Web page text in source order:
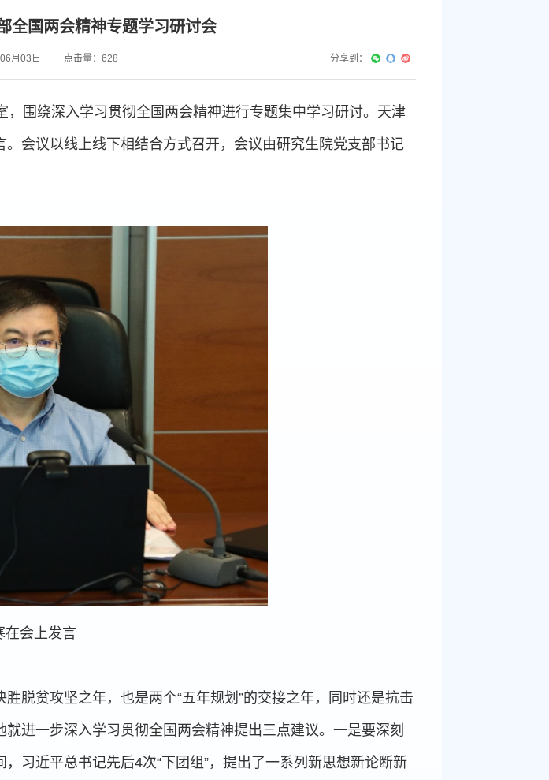
全国两会精神专题学习研讨会
月03日 点击量：628 分享到：
围绕深入学习贯彻全国两会精神进行专题集中学习研讨。天津
会议以线上线下相结合方式召开，会议由研究生院党支部书记
在会上发言
脱贫攻坚之年，也是两个“五年规划”的交接之年，同时还是抗击
进一步深入学习贯彻全国两会精神提出三点建议。一是要深刻
习近平总书记先后4次“下团组”，提出了一系列新思想新论断新